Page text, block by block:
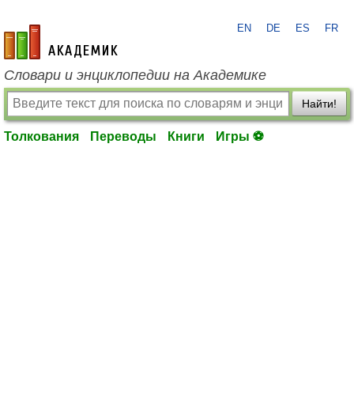
academic.ru
EN DE ES FR
Словари и энциклопедии на Академике
Найти!
Толкования Переводы Книги Игры ⚽